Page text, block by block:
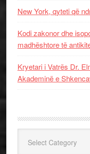
New York, qyteti që
Kodi zakonor dhe
madhështore të
Kryetari i Vatrës Dr.
Akademinë e